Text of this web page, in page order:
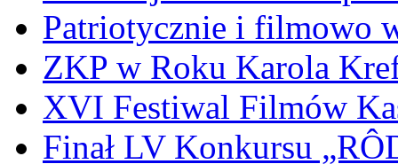
Patriotycznie i filmowo
ZKP w Roku Karola
XVI Festiwal Filmów
Finał LV Konkursu